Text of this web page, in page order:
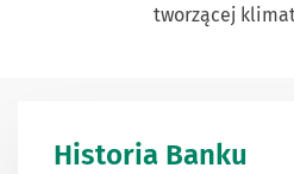
tworzącej
Historia Banku